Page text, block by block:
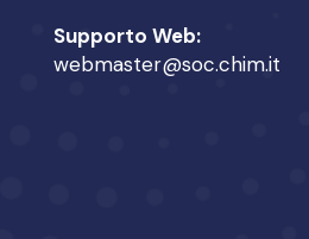
Supporto Web:
webmaster@soc.chim.it